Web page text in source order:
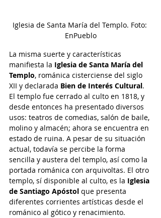
Iglesia de Santa María del Templo. Foto:
EnPueblo
La misma suerte y características
manifiesta la Iglesia de Santa María del
Templo, románica cisterciense del siglo
XII y declarada Bien de Interés Cultural.
El templo fue cerrado al culto en 1818, y
desde entonces ha presentado diversos
usos: teatros de comedias, salón de baile,
molino y almacén; ahora se encuentra en
estado de ruina. A pesar de su situación
actual, todavía se percibe la forma
sencilla y austera del templo, así como la
portada románica con arquivoltas. El otro
templo, sí disponible al culto, es la Iglesia
de Santiago Apóstol que presenta
diferentes corrientes artísticas desde el
románico al gótico y renacimiento.